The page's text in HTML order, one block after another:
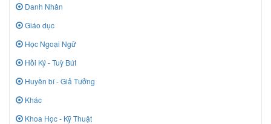
Danh Nhân
Giáo dục
Học Ngoại Ngữ
Hồi Ký - Tuỳ Bút
Huyền bí - Giả Tưởng
Khác
Khoa Học - Kỹ Thuật